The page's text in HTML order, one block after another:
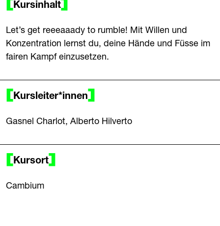
Kursinhalt
Let’s get reeeaaady to rumble! Mit Willen und
Konzentration lernst du, deine Hände und Füsse im
fairen Kampf einzusetzen.
Kursleiter*innen
Gasnel Charlot, Alberto Hilverto
Kursort
Cambium